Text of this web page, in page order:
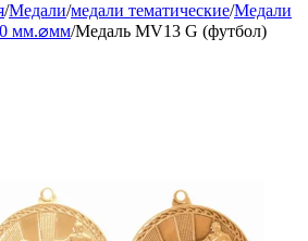
/Медали/медали тематические/Медали
мм.⌀мм/Медаль MV13 G (футбол)